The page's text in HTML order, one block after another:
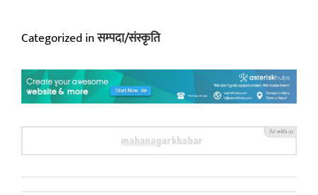
Categorized inसम्पदा/संस्कृति